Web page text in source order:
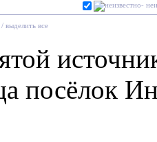
-
/ выделить все